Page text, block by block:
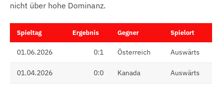
nicht über hohe Dominanz.
Spieltag Ergebnis Gegner Spielort
01.06.2026 0:1 Österreich Auswärts
01.04.2026 0:0 Kanada Auswärts